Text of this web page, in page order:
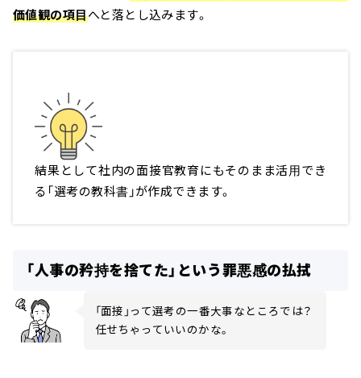
価値観の項目へと落とし込みます。
結果として社内の面接官教育にもそのまま活用でき
る「選考の教科書」が作成できます。
「人事の矜持を捨てた」という罪悪感の払拭
「面接」って選考の一番大事なところでは？
任せちゃっていいのかな。